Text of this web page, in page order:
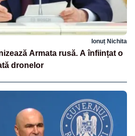
Ionuț Nichita
Armata rusă. A înființat o
dronelor